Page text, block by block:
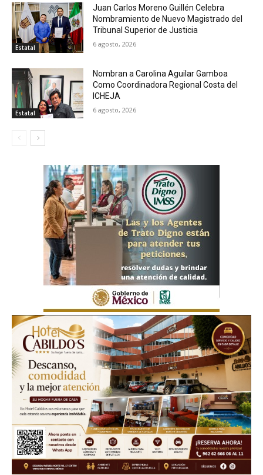
Estatal
Juan Carlos Moreno Guillén Celebra
Nombramiento de Nuevo Magistrado del
Tribunal Superior de Justicia
6 agosto, 2026
Estatal
Nombran a Carolina Aguilar Gamboa
Como Coordinadora Regional Costa del
ICHEJA
6 agosto, 2026